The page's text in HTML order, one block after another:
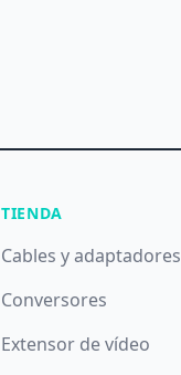
TIENDA
Cables y adaptadores
Conversores
Extensor de vídeo